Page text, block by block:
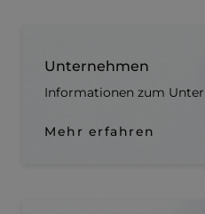
Unternehmen
Informationen zum
Mehr erfahren